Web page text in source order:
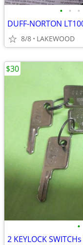
• • •
8/8 LAKEWOOD
•
$30